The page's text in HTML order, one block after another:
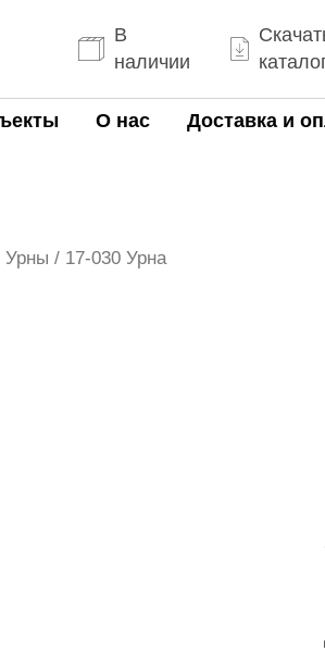
В
наличии
О нас Доставка и
Урны / 17-030 Урна